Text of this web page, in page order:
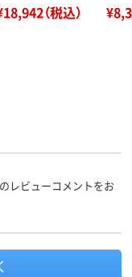
（税込）
レビューコメントをお